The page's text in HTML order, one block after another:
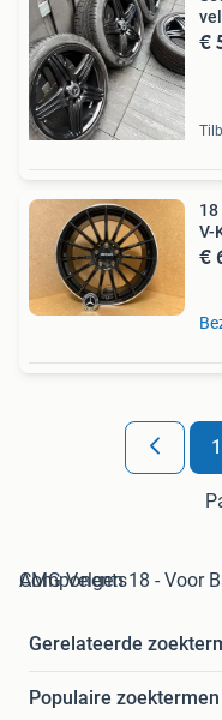
€
18
V-
€
1
AMG Velgen 18 - Voor Banden en Autospecifieke Components
Gerelateerde
Populaire zoektermen